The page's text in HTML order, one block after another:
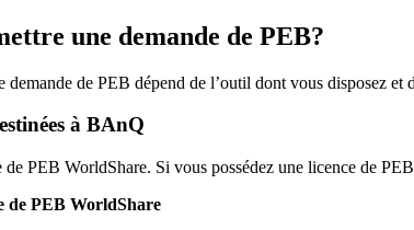
une demande de PEB?
demande de PEB dépend de l’outil dont vous disposez et
à BAnQ
PEB WorldShare. Si vous possédez une licence de
de PEB WorldShare